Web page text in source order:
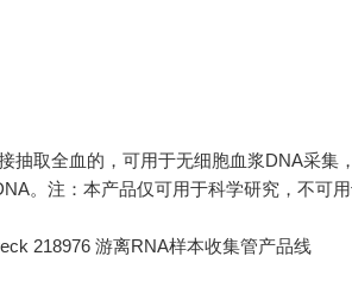
抽取全血的，可用于无细胞血浆DNA采集
。注：本产品仅可用于科学研究，不可用
218976 游离RNA样本收集管产品线